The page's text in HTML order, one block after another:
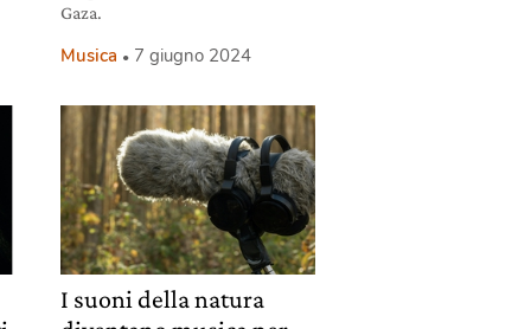
Gaza.
Musica 7 giugno 2024
I suoni della natura